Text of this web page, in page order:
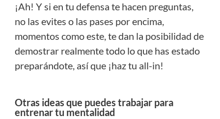
¡Ah! Y si en tu defensa te hacen preguntas,
no las evites o las pases por encima,
momentos como este, te dan la posibilidad de
demostrar realmente todo lo que has estado
preparándote, así que ¡haz tu all-in!
Otras ideas que puedes trabajar para
entrenar tu mentalidad